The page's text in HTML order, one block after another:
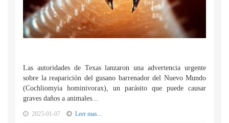
Las autoridades de Texas lanzaron una advertencia urgente
sobre la reaparición del gusano barrenador del Nuevo Mundo
(Cochliomyia hominivorax), un parásito que puede causar
graves daños a animales...
2025-01-07 Leer mas...